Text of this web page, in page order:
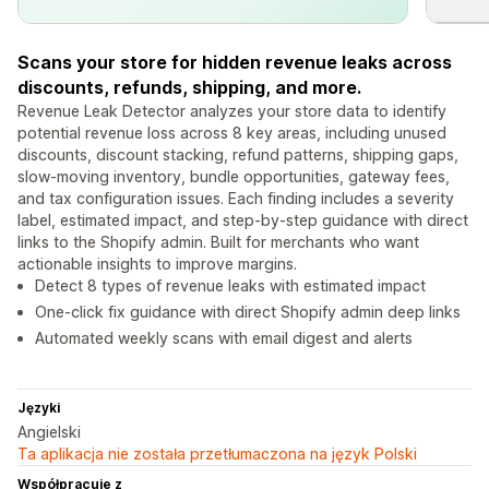
Scans your store for hidden revenue leaks across
discounts, refunds, shipping, and more.
Revenue Leak Detector analyzes your store data to identify
potential revenue loss across 8 key areas, including unused
discounts, discount stacking, refund patterns, shipping gaps,
slow-moving inventory, bundle opportunities, gateway fees,
and tax configuration issues. Each finding includes a severity
label, estimated impact, and step-by-step guidance with direct
links to the Shopify admin. Built for merchants who want
actionable insights to improve margins.
Detect 8 types of revenue leaks with estimated impact
One-click fix guidance with direct Shopify admin deep links
Automated weekly scans with email digest and alerts
Języki
Angielski
Ta aplikacja nie została przetłumaczona na język Polski
Współpracuje z